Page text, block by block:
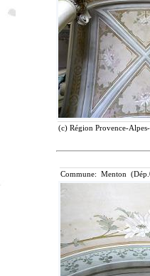
(c) Région Provence-
Commune: Menton